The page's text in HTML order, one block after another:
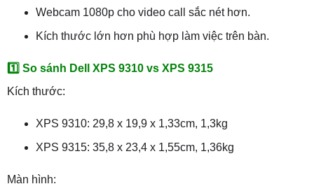
Webcam 1080p cho video call sắc nét hơn.
Kích thước lớn hơn phù hợp làm việc trên bàn.
1️⃣ So sánh Dell XPS 9310 vs XPS 9315
Kích thước:
XPS 9310: 29,8 x 19,9 x 1,33cm, 1,3kg
XPS 9315: 35,8 x 23,4 x 1,55cm, 1,36kg
Màn hình: